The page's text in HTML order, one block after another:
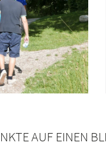
AUF EINEN